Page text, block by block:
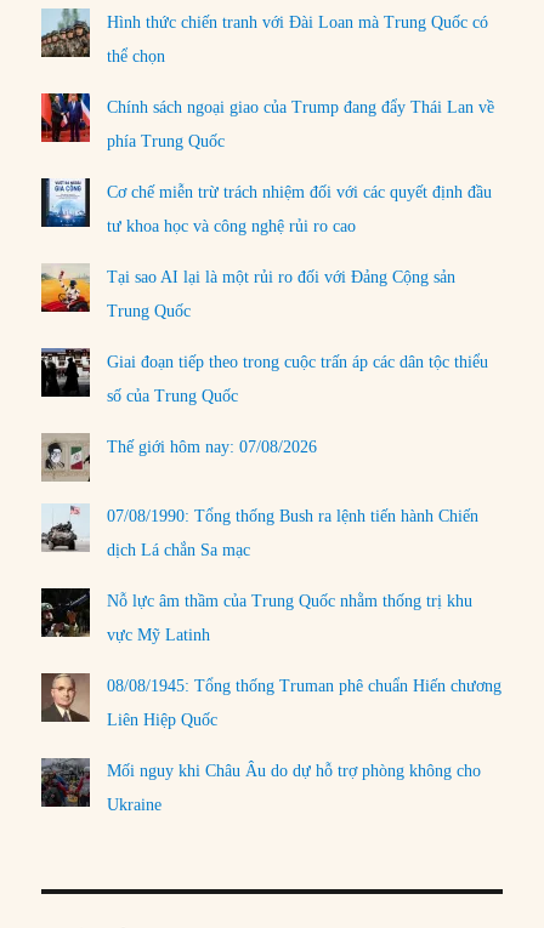
Hình thức chiến tranh với Đài Loan mà Trung Quốc có
thể chọn
Chính sách ngoại giao của Trump đang đẩy Thái Lan về
phía Trung Quốc
Cơ chế miễn trừ trách nhiệm đối với các quyết định đầu
tư khoa học và công nghệ rủi ro cao
Tại sao AI lại là một rủi ro đối với Đảng Cộng sản
Trung Quốc
Giai đoạn tiếp theo trong cuộc trấn áp các dân tộc thiểu
số của Trung Quốc
Thế giới hôm nay: 07/08/2026
07/08/1990: Tổng thống Bush ra lệnh tiến hành Chiến
dịch Lá chắn Sa mạc
Nỗ lực âm thầm của Trung Quốc nhằm thống trị khu
vực Mỹ Latinh
08/08/1945: Tổng thống Truman phê chuẩn Hiến chương
Liên Hiệp Quốc
Mối nguy khi Châu Âu do dự hỗ trợ phòng không cho
Ukraine